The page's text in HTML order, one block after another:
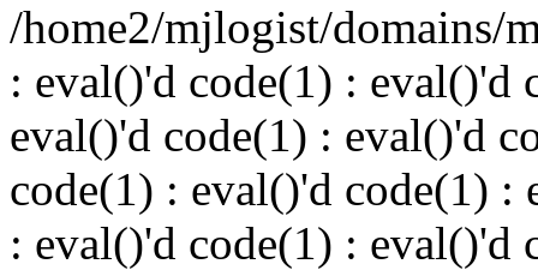
/home2/mjlogist/domains/
: eval()'d code(1) : eval()'d
eval()'d code(1) : eval()'d
code(1) : eval()'d code(1) :
: eval()'d code(1) : eval()'d